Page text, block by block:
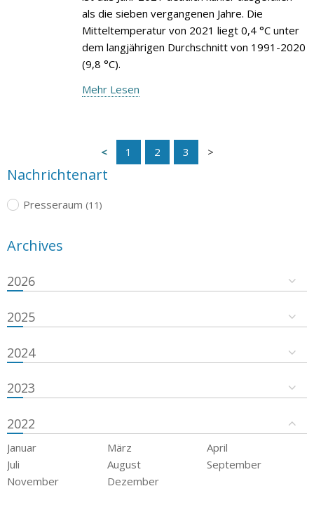
als die sieben vergangenen Jahre. Die
Mitteltemperatur von 2021 liegt 0,4 °C unter
dem langjährigen Durchschnitt von 1991-2020
(9,8 °C).
Mehr Lesen
1 2 3
Nachrichtenart
Presseraum (11)
Archives
2026
2025
2024
2023
2022
Januar März
April
Juli
August
September
November
Dezember